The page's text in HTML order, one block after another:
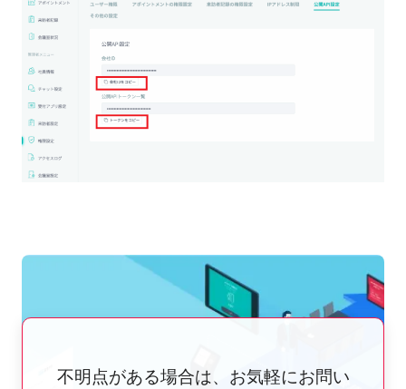
不明点がある場合は、お気軽にお問い